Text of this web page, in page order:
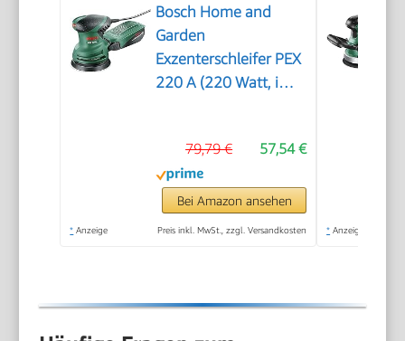
Bosch Home and
Garden
Exzenterschleifer PEX
220 A (220 Watt, im
57,54 €
79,79 €
Bei Amazon ansehen
* Anzeige Preis inkl. MwSt., zzgl. Versandkosten * Anzeige